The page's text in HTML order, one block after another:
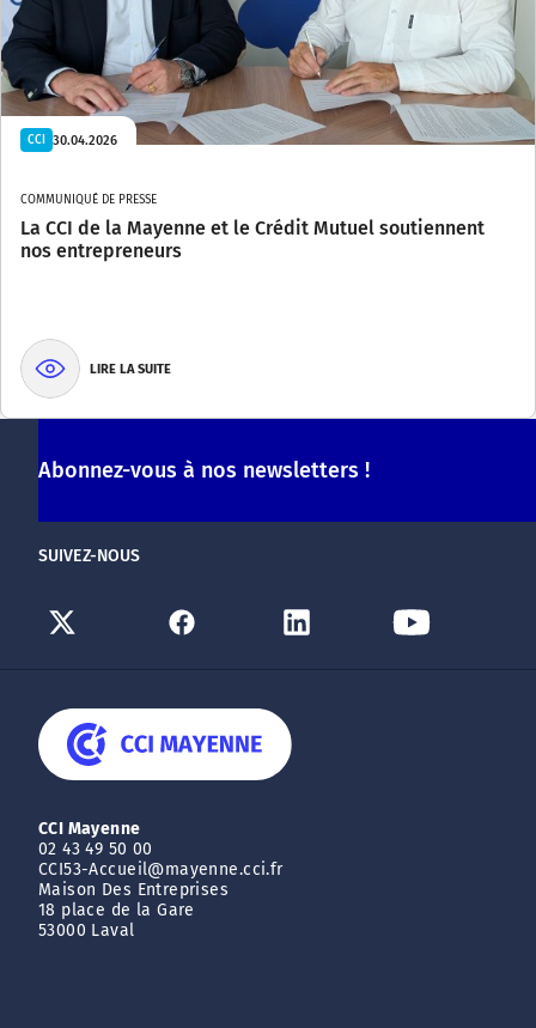
CCI 30.04.2026
COMMUNIQUÉ DE PRESSE
La CCI de la Mayenne et le Crédit Mutuel soutiennent
nos entrepreneurs
LIRE LA SUITE
Abonnez-vous à nos newsletters !
SUIVEZ-NOUS
CCI Mayenne
02 43 49 50 00
CCI53-Accueil@mayenne.cci.fr
Maison Des Entreprises
18 place de la Gare
53000 Laval